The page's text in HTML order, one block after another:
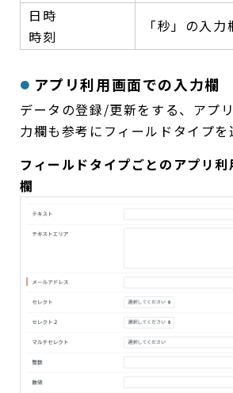
日時
時刻
「秒」の入
アプリ利用画面での入力欄
データの登録/更新をする、アプ
力欄も参考にフィールドタイプを
フィールドタイプごとのアプリ
欄